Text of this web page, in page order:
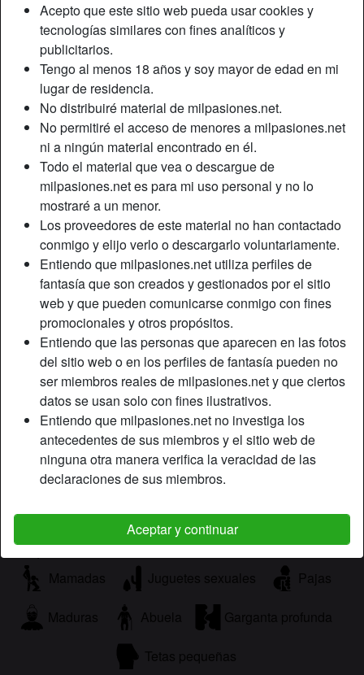
Acepto que este sitio web pueda usar cookies y
tecnologías similares con fines analíticos y
publicitarios.
Tengo al menos 18 años y soy mayor de edad en mi
lugar de residencia.
No distribuiré material de milpasiones.net.
No permitiré el acceso de menores a milpasiones.net
ni a ningún material encontrado en él.
Todo el material que vea o descargue de
milpasiones.net es para mi uso personal y no lo
mostraré a un menor.
Los proveedores de este material no han contactado
conmigo y elijo verlo o descargarlo voluntariamente.
Entiendo que milpasiones.net utiliza perfiles de
fantasía que son creados y gestionados por el sitio
web y que pueden comunicarse conmigo con fines
promocionales y otros propósitos.
Entiendo que las personas que aparecen en las fotos
del sitio web o en los perfiles de fantasía pueden no
ser miembros reales de milpasiones.net y que ciertos
datos se usan solo con fines ilustrativos.
Entiendo que milpasiones.net no investiga los
antecedentes de sus miembros y el sitio web de
ninguna otra manera verifica la veracidad de las
declaraciones de sus miembros.
Aceptar y continuar
Edad:
48
País:
España
Provincia:
Género:
Mujer
Relación:
Color de cabello:
Color de ojos:
Marrón
Altura:
170 cm
Peso:
62 Kg
Afeitado:
Descripción
Hola amores soy luna una catalana dispuesta a darte
mucho placer me encanta jugar besar y me gusta lanzar un
buen rato abrazar podemos empezar por un buen masaje
después un francés muy saludado o garganta profunda y
para finalizar un buen sexo soy totalmente particular por
eso pido discreción y respeto soy simpática cariñosa
implicada y me gusta que los dos no pasamos bien solo
voy a estar una semana así que si quieres conocerme ya
sabes
Está buscando
Etiquetas
Mamadas Juguetes sexuales Pajas
Maduras Abuela Garganta profunda
Tetas pequeñas